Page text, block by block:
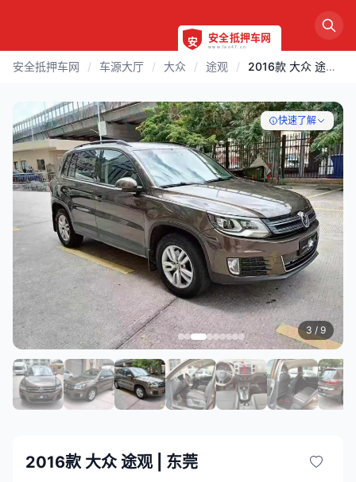
安全抵押车网 / 车源大厅 / 大众 / 途观 / 2016款 大众 途观 | 东莞
快速了解
3 / 9
2016款 大众 途观 | 东莞